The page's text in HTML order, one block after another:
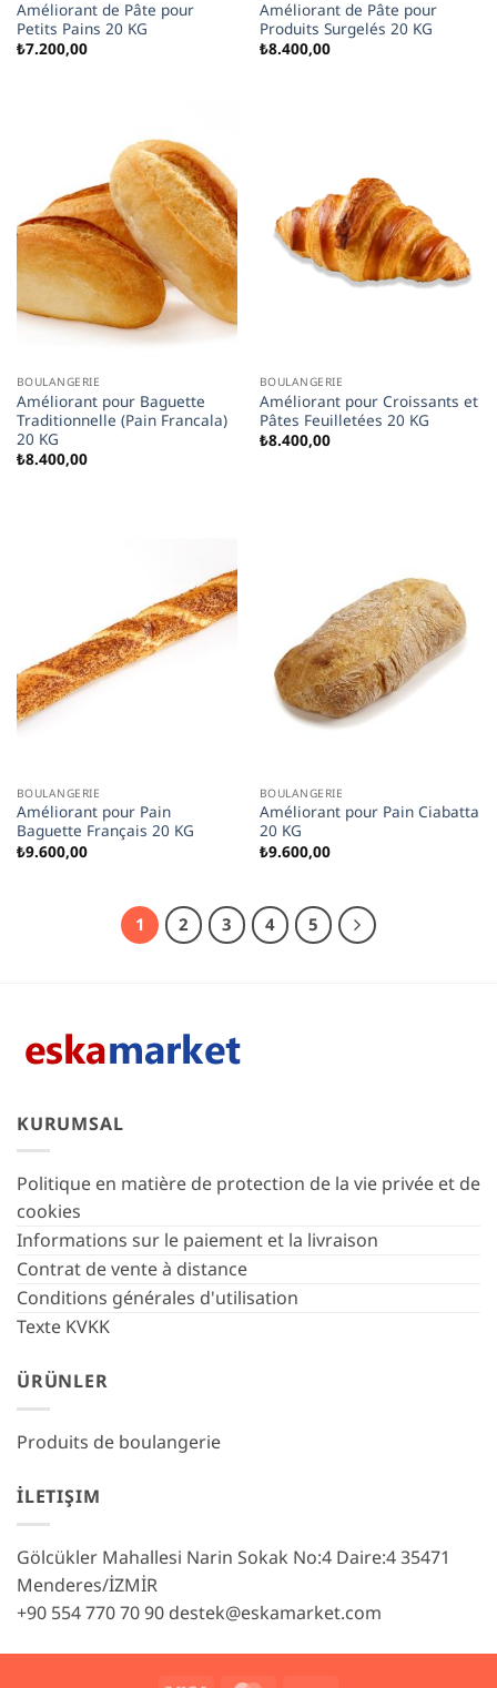
Améliorant de Pâte pour
Petits Pains 20 KG
₺7.200,00
Améliorant de Pâte pour
Produits Surgelés 20 KG
₺8.400,00
BOULANGERIE
Améliorant pour Baguette
Traditionnelle (Pain Francala)
20 KG
₺8.400,00
BOULANGERIE
Améliorant pour Croissants et
Pâtes Feuilletées 20 KG
₺8.400,00
BOULANGERIE
Améliorant pour Pain
Baguette Français 20 KG
₺9.600,00
BOULANGERIE
Améliorant pour Pain Ciabatta
20 KG
₺9.600,00
1 2 3 4 5
KURUMSAL
Politique en matière de protection de la vie privée et de
cookies
Informations sur le paiement et la livraison
Contrat de vente à distance
Conditions générales d'utilisation
Texte KVKK
ÜRÜNLER
Produits de boulangerie
İLETIŞIM
Gölcükler Mahallesi Narin Sokak No:4 Daire:4 35471
Menderes/İZMİR
+90 554 770 70 90 destek@eskamarket.com